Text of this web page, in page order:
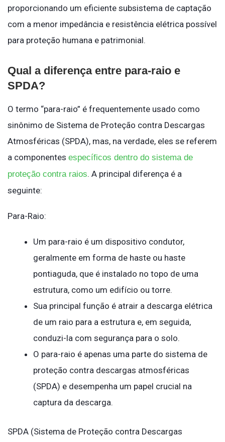
proporcionando um eficiente subsistema de captação
com a menor impedância e resistência elétrica possível
para proteção humana e patrimonial.
Qual a diferença entre para-raio e
SPDA?
O termo “para-raio” é frequentemente usado como
sinônimo de Sistema de Proteção contra Descargas
Atmosféricas (SPDA), mas, na verdade, eles se referem
a componentes específicos dentro do sistema de
proteção contra raios. A principal diferença é a
seguinte:
Para-Raio:
Um para-raio é um dispositivo condutor,
geralmente em forma de haste ou haste
pontiaguda, que é instalado no topo de uma
estrutura, como um edifício ou torre.
Sua principal função é atrair a descarga elétrica
de um raio para a estrutura e, em seguida,
conduzi-la com segurança para o solo.
O para-raio é apenas uma parte do sistema de
proteção contra descargas atmosféricas
(SPDA) e desempenha um papel crucial na
captura da descarga.
SPDA (Sistema de Proteção contra Descargas